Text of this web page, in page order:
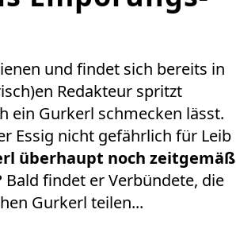
und findet sich bereits in
Redakteur spritzt
ein Gurkerl schmecken lässt.
Essig nicht gefährlich für Leib
überhaupt noch zeitgemäß
Bald findet er Verbündete, die
Gurkerl teilen...